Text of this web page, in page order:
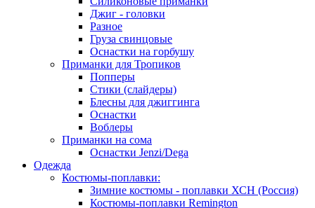
Джиг - головки
Разное
Груза свинцовые
Оснастки на горбушу
Приманки для Тропиков
Попперы
Стики (слайдеры)
Блесны для джиггинга
Оснастки
Воблеры
Приманки на сома
Оснастки Jenzi/Dega
Одежда
Костюмы-поплавки:
Зимние костюмы - поплавки ХСН (Россия)
Костюмы-поплавки Remington